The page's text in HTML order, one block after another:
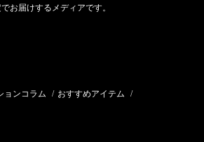
お届けするメディアです。
ョンコラム / おすすめアイテム /